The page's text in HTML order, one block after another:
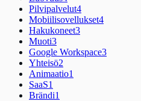
Pilvipalvelut4
Mobiilisovellukset4
Hakukoneet3
Muoti3
Google Workspace3
Yhteisö2
Animaatio1
SaaS1
Brändi1